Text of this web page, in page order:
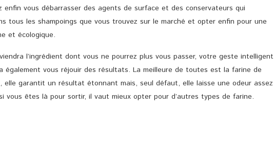
enfin vous débarrasser des agents de surface et des conservateurs qui
tous les shampoings que vous trouvez sur le marché et opter enfin pour une
et écologique.
l’ingrédient dont vous ne pourrez plus vous passer, votre geste intelligent
également vous réjouir des résultats. La meilleure de toutes est la farine de
elle garantit un résultat étonnant mais, seul défaut, elle laisse une odeur assez
vous êtes là pour sortir, il vaut mieux opter pour d’autres types de farine.